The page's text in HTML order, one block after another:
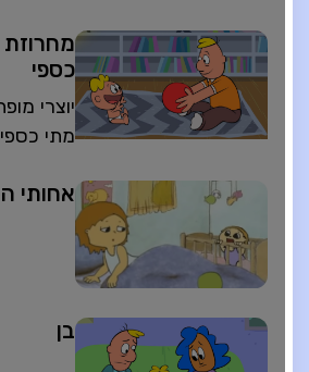
מחרוזת
כספי
יוצרי מופת
מתי כספי
אחותי
בן